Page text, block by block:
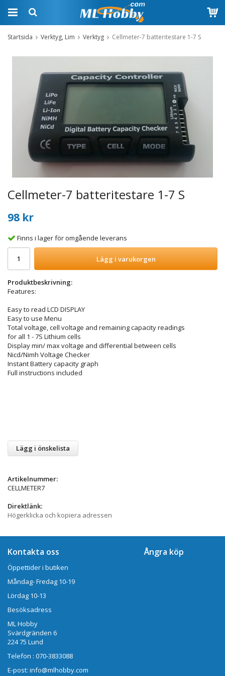
Startsida Verktyg, Lim Verktyg Cellmeter-7 batteritestare 1-7 S
Cellmeter-7 batteritestare 1-7 S
98 kr
Finns i lager för omgående leverans
Lägg i varukorgen
Produktbeskrivning:
Features:
Easy to read LCD DISPLAY
Easy to use Menu
Total voltage, cell voltage and remaining capacity readings
for all 1 - 7S Lithium cells
Display min/ max voltage and differential between cells
Nicd/Nimh Voltage Checker
Instant Battery capacity graph
Full instructions included
Lägg i önskelista
Artikelnummer:
CELLMETER7
Direktlänk:
Högerklicka och kopiera adressen
Kontakta oss
Öppettider i butiken
Måndag- Fredag 10-19
Lördag 10-13
Besöksadress
ML Hobby
Svärdgränden 6
224 75 Lund
Telefon : 070-3833088
E-post: info@mlhobby.com
Ångra köp